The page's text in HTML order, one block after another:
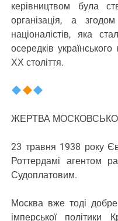
керівництвом була
організація, а
націоналістів, яка
осередків
ХХ століття.
ЖЕРТВА
23 травня 1938 року
Роттердамі агентом
Судоплатовим.
Москва вже тоді
імперської політики